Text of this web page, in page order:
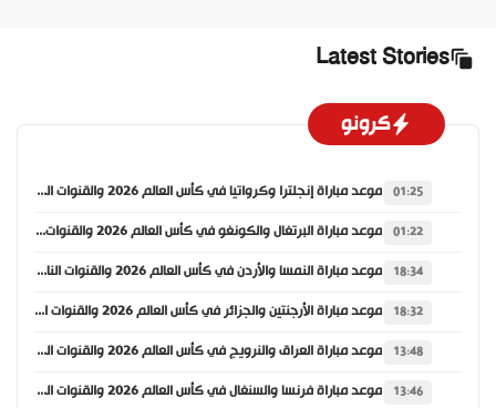
Latest Stories
كرونو
01:25 موعد مباراة إنجلترا وكرواتيا في كأس العالم 2026 والقنوات الناقلة
01:22 موعد مباراة البرتغال والكونغو في كأس العالم 2026 والقنوات الناقلة
18:34 موعد مباراة النمسا والأردن في كأس العالم 2026 والقنوات الناقلة
18:32 موعد مباراة الأرجنتين والجزائر في كأس العالم 2026 والقنوات الناقلة
13:48 موعد مباراة العراق والنرويج في كأس العالم 2026 والقنوات الناقلة
13:46 موعد مباراة فرنسا والسنغال في كأس العالم 2026 والقنوات الناقلة